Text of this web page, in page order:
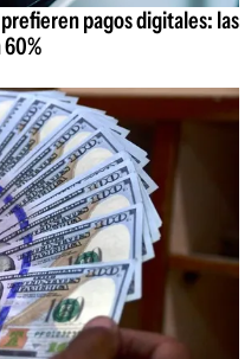
pagos digitales: las